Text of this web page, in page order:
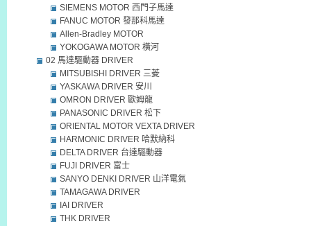
SIEMENS MOTOR 西門子馬達
FANUC MOTOR 發那科馬達
Allen-Bradley MOTOR
YOKOGAWA MOTOR 橫河
02 馬達驅動器 DRIVER
MITSUBISHI DRIVER 三菱
YASKAWA DRIVER 安川
OMRON DRIVER 歐姆龍
PANASONIC DRIVER 松下
ORIENTAL MOTOR VEXTA DRIVER
HARMONIC DRIVER 哈默納科
DELTA DRIVER 台達驅動器
FUJI DRIVER 富士
SANYO DENKI DRIVER 山洋電氣
TAMAGAWA DRIVER
IAI DRIVER
THK DRIVER